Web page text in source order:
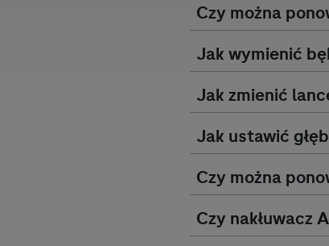
Czy można
Jak wymienić
Jak zmienić
Jak ustawić
Czy można
Czy nakłuwacz